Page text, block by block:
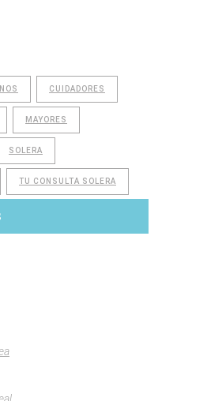
CUIDADORES
MAYORES
SOLERA
TU CONSULTA SOLERA